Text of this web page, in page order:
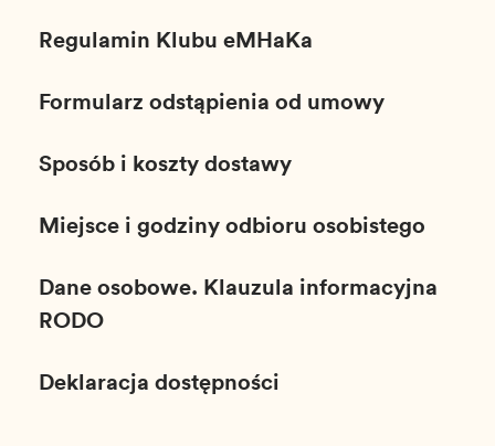
Regulamin Klubu eMHaKa
Formularz odstąpienia od umowy
Sposób i koszty dostawy
Miejsce i godziny odbioru osobistego
Dane osobowe. Klauzula informacyjna
RODO
Deklaracja dostępności